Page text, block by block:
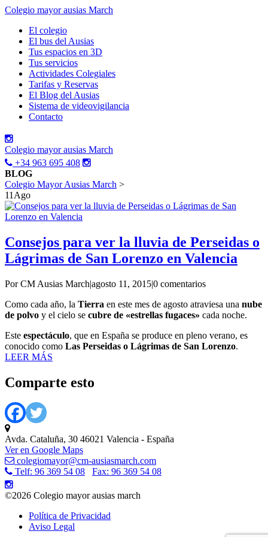
Colegio mayor ausias March
El colegio
El bus del Ausias
Tus espacios en 3D
Tus servicios
Actividades Colegiales
Tarifas y Reservas
El Blog del Ausias
Sistema de videovigilancia
Contacto
Colegio mayor ausias March
+34 963 695 408
BLOG
Colegio Mayor Ausias March >
11 Ago
Consejos para ver la lluvia de Perseidas o
Lágrimas de San Lorenzo en Valencia
Por CM Ausias March|agosto 11, 2015|0 comentarios
Como cada año, la Tierra en este mes de agosto atraviesa una nube
de polvo y el cielo se cubre de «estrellas fugaces» cada noche.
Este espectáculo, que en España se produce en pleno verano, es
conocido como Las Perseidas o Lágrimas de San Lorenzo.
LEER MÁS
Comparte esto
Avda. Cataluña, 30 46021 Valencia - España
Ver en Google Maps
colegiomayor@cm-ausiasmarch.com
Telf: 96 369 54 08
Fax: 96 369 54 08
©2026 Colegio mayor ausias march
Política de Privacidad
Aviso Legal